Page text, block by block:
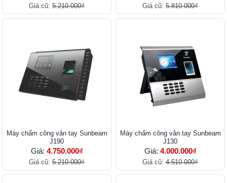
Giá cũ: 5.210.000₫ Giá cũ: 5.810.000₫
Máy chấm công vân tay Sunbeam
J190
Giá: 4.750.000₫
Giá cũ: 5.210.000₫
Máy chấm công vân tay Sunbeam
J130
Giá: 4.000.000₫
Giá cũ: 4.510.000₫